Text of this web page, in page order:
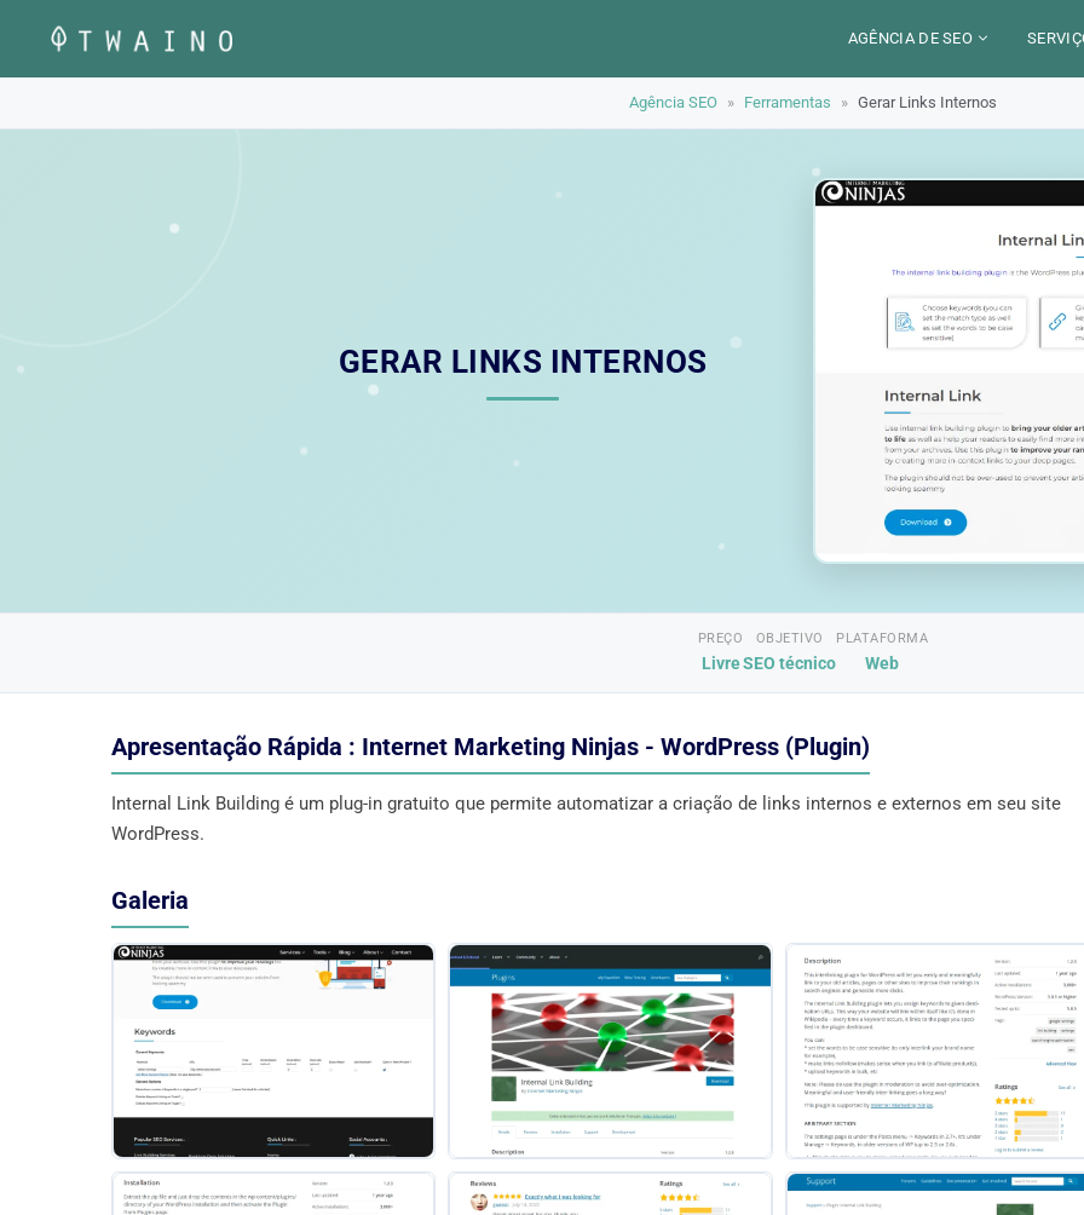
conteúdo
AGÊNCIA DE SEO
LOCALIZAÇÃO
Agência SEO » Ferramentas » Gerar Links Internos
GERAR LINKS INTERNOS
PREÇO
Livre
OBJETIVO
SEO técnico
PLATAFORMA
Web
Apresentação Rápida : Internet Marketing Ninjas - WordPress (Plugin)
Internal Link Building é um plug-in gratuito que permite automatizar a criação de links internos e externos em seu site
WordPress.
Galeria